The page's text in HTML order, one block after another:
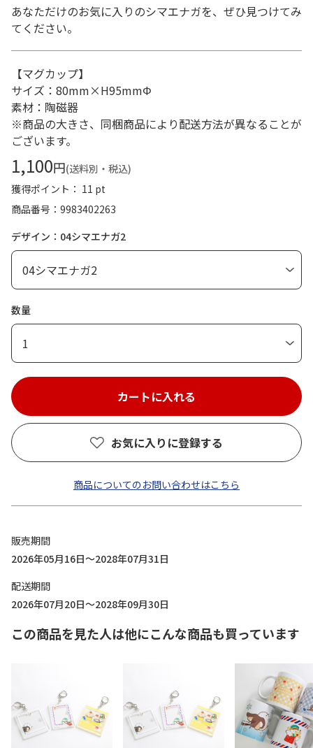
あなただけのお気に入りのシマエナガを、ぜひ見つけてみ
てください。
【マグカップ】
サイズ：80mm×H95mmΦ
素材：陶磁器
※商品の大きさ、同梱商品により配送方法が異なることが
ございます。
1,100円(送料別・税込)
獲得ポイント： 11 pt
商品番号
9983402263
デザイン：04シマエナガ2
数量
1
お気に入りに登録する
商品についてのお問い合わせはこちら
販売期間
2026年05月16日～2028年07月31日
配送期間
2026年07月20日～2028年09月30日
この商品を見た人は他にこんな商品も買っています